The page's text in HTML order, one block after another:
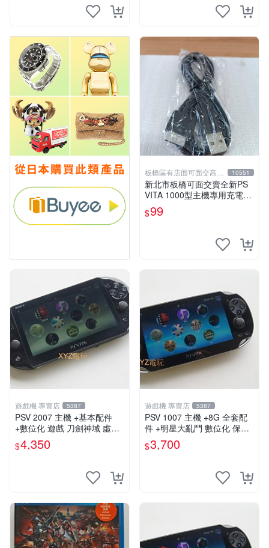
板橋區有店面可面交高價
回收電玩
10551
新北市板橋可面交賣全新PS
VITA 1000型主機專用充電
線....超便宜只賣99元
$99
遊戲機 專賣店 5387
PSV 2007 主機 +基本配件
+數位化 遊戲 刀劍神域 虛空
幻界 保修一年
$4,350
遊戲機 專賣店 5387
PSV 1007 主機 +8G 全套配
件 +明星大亂鬥 數位化 保修
一年 品質有保障
$3,700